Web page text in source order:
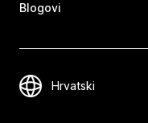
Blogovi